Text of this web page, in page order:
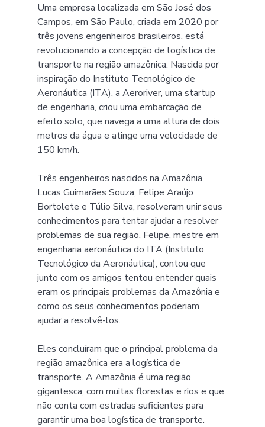
Uma empresa localizada em São José dos
Campos, em São Paulo, criada em 2020 por
três jovens engenheiros brasileiros, está
revolucionando a concepção de logística de
transporte na região amazônica. Nascida por
inspiração do Instituto Tecnológico de
Aeronáutica (ITA), a Aeroriver, uma startup
de engenharia, criou uma embarcação de
efeito solo, que navega a uma altura de dois
metros da água e atinge uma velocidade de
150 km/h.
Três engenheiros nascidos na Amazônia,
Lucas Guimarães Souza, Felipe Araújo
Bortolete e Túlio Silva, resolveram unir seus
conhecimentos para tentar ajudar a resolver
problemas de sua região. Felipe, mestre em
engenharia aeronáutica do ITA (Instituto
Tecnológico da Aeronáutica), contou que
junto com os amigos tentou entender quais
eram os principais problemas da Amazônia e
como os seus conhecimentos poderiam
ajudar a resolvê-los.
Eles concluíram que o principal problema da
região amazônica era a logística de
transporte. A Amazônia é uma região
gigantesca, com muitas florestas e rios e que
não conta com estradas suficientes para
garantir uma boa logística de transporte.